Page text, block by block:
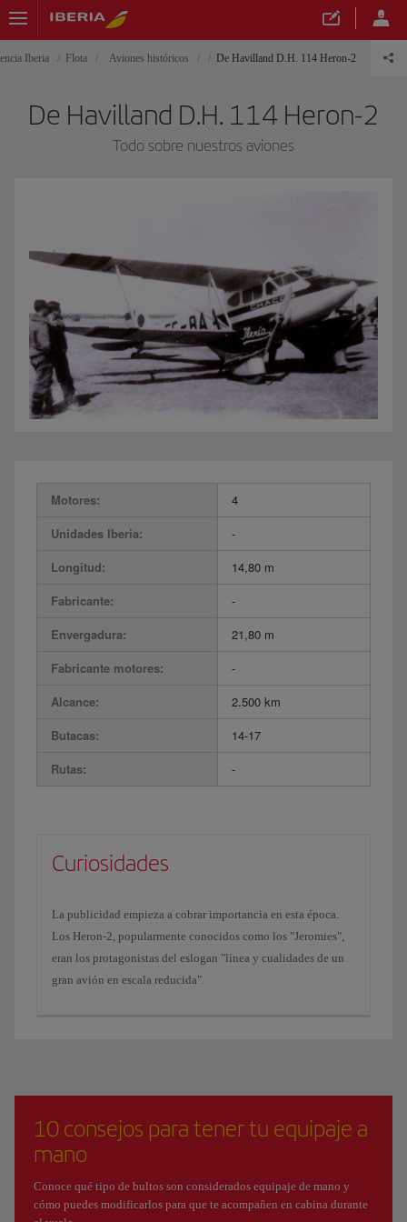
Iberia Flota Aviones históricos De Havilland D.H. 114 Heron-2
De Havilland D.H. 114 Heron-2
Todo sobre nuestros aviones
Motores:
4
Unidades Iberia:
-
Longitud:
14,80 m
Fabricante:
-
Envergadura:
21,80 m
Fabricante motores:
-
Alcance:
2.500 km
Butacas:
14-17
Rutas:
-
Curiosidades
La publicidad empieza a cobrar importancia en esta época.
Los Heron-2, popularmente conocidos como los "Jeromies",
eran los protagonistas del eslogan "línea y cualidades de un
gran avión en escala reducida".
10 consejos para tener tu equipaje a
mano
Conoce qué tipo de bultos son considerados equipaje de mano y
cómo puedes modificarlos para que te acompañen en cabina durante